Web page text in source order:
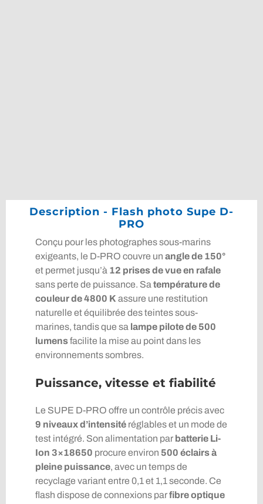
Description - Flash photo Supe D-
PRO
Conçu pour les photographes sous-marins
exigeants, le D-PRO couvre un angle de 150°
et permet jusqu’à 12 prises de vue en rafale
sans perte de puissance. Sa température de
couleur de 4800 K assure une restitution
naturelle et équilibrée des teintes sous-
marines, tandis que sa lampe pilote de 500
lumensfacilite la mise au point dans les
environnements sombres.
Puissance, vitesse et fiabilité
Le SUPE D-PRO offre un contrôle précis avec
9 niveaux d’intensitéréglables et un mode de
test intégré. Son alimentation par batterie Li-
Ion 3×18650 procure environ 500 éclairs à
pleine puissance, avec un temps de
recyclage variant entre 0,1 et 1,1 seconde. Ce
flash dispose de connexions parfibre optique